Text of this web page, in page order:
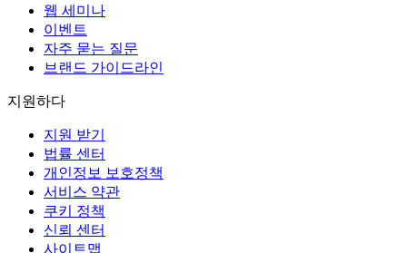
웹 세미나
이벤트
자주 묻는 질문
브랜드 가이드라인
지원하다
지원 받기
법률 센터
개인정보 보호정책
서비스 약관
쿠키 정책
신뢰 센터
사이트맵